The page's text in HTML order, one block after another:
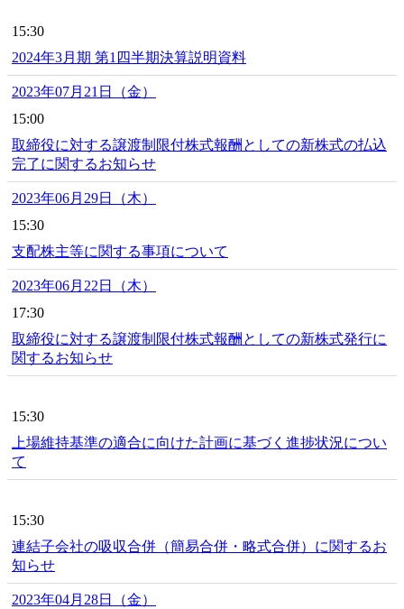
15:30
2024年3月期 第1四半期決算説明資料
2023年07月21日（金）
15:00
取締役に対する譲渡制限付株式報酬としての新株式の払込
完了に関するお知らせ
2023年06月29日（木）
15:30
支配株主等に関する事項について
2023年06月22日（木）
17:30
取締役に対する譲渡制限付株式報酬としての新株式発行に
関するお知らせ
15:30
上場維持基準の適合に向けた計画に基づく進捗状況につい
て
15:30
連結子会社の吸収合併（簡易合併・略式合併）に関するお
知らせ
2023年04月28日（金）